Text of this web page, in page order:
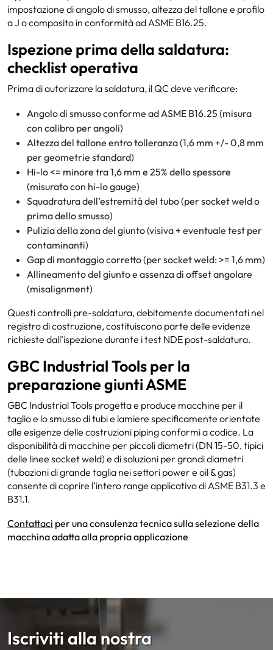
impostazione di angolo di smusso, altezza del tallone e profilo
a J o composito in conformità ad ASME B16.25.
Ispezione prima della saldatura:
checklist operativa
Prima di autorizzare la saldatura, il QC deve verificare:
Angolo di smusso conforme ad ASME B16.25 (misura
con calibro per angoli)
Altezza del tallone entro tolleranza (1,6 mm +/- 0,8 mm
per geometrie standard)
Hi-lo <= minore tra 1,6 mm e 25% dello spessore
(misurato con hi-lo gauge)
Squadratura dell’estremità del tubo (per socket weld o
prima dello smusso)
Pulizia della zona del giunto (visiva + eventuale test per
contaminanti)
Gap di montaggio corretto (per socket weld: >= 1,6 mm)
Allineamento del giunto e assenza di offset angolare
(misalignment)
Questi controlli pre-saldatura, debitamente documentati nel
registro di costruzione, costituiscono parte delle evidenze
richieste dall’ispezione durante i test NDE post-saldatura.
GBC Industrial Tools per la
preparazione giunti ASME
GBC Industrial Tools progetta e produce macchine per il
taglio e lo smusso di tubi e lamiere specificamente orientate
alle esigenze delle costruzioni piping conformi a codice. La
disponibilità di macchine per piccoli diametri (DN 15-50, tipici
delle linee socket weld) e di soluzioni per grandi diametri
(tubazioni di grande taglia nei settori power e oil & gas)
consente di coprire l’intero range applicativo di ASME B31.3 e
B31.1.
Contattaci per una consulenza tecnica sulla selezione della
macchina adatta alla propria applicazione
Iscriviti alla nostra